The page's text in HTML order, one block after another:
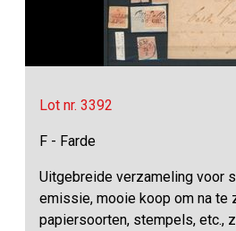
Lot nr. 3392
F - Farde
Uitgebreide verzameling voor
emissie, mooie koop om na te
papiersoorten, stempels, etc.,